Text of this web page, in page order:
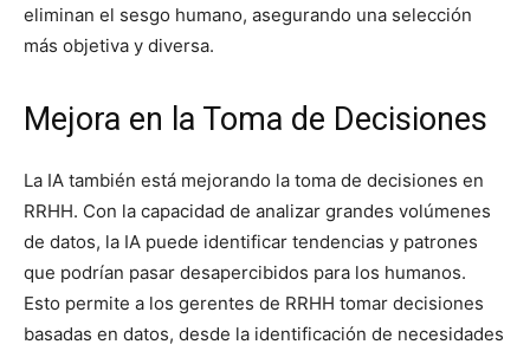
eliminan el sesgo humano, asegurando una selección
más objetiva y diversa.
Mejora en la Toma de Decisiones
La IA también está mejorando la toma de decisiones en
RRHH. Con la capacidad de analizar grandes volúmenes
de datos, la IA puede identificar tendencias y patrones
que podrían pasar desapercibidos para los humanos.
Esto permite a los gerentes de RRHH tomar decisiones
basadas en datos, desde la identificación de necesidades